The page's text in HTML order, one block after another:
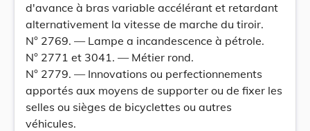
d'avance à bras variable accélérant et retardant
alternativement la vitesse de marche du tiroir.
N° 2769. — Lampe a incandescence à pétrole.
N° 2771 et 3041. — Métier rond.
N° 2779. — Innovations ou perfectionnements
apportés aux moyens de supporter ou de fixer les
selles ou sièges de bicyclettes ou autres
véhicules.